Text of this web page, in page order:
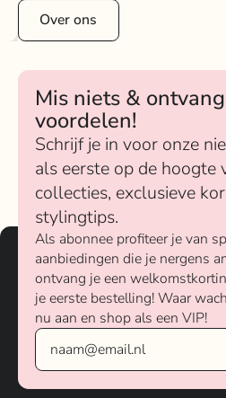
Over ons
Mis niets &
voordelen!
Schrijf je in voor onze
als eerste op de hoogte
collecties, exclusieve
stylingtips.
Als abonnee profiteer je van
aanbiedingen die je nergens
ontvang je een
je eerste bestelling! Waar
nu aan en shop als een VIP!